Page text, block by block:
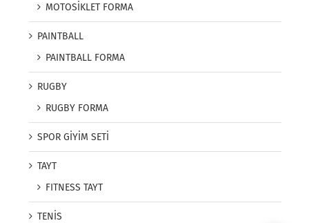
MOTOSİKLET FORMA
PAINTBALL
PAINTBALL FORMA
RUGBY
RUGBY FORMA
SPOR GİYİM SETİ
TAYT
FITNESS TAYT
TENİS